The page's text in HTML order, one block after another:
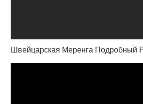
Швейцарская Меренга Подробный